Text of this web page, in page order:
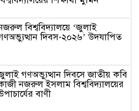
শিক্ষার্থী মুমিন
বিশ্ববিদ্যালয়ে ‘জুলাই
দিবস-২০২৬’ উদযাপিত
গণঅভ্যুত্থান দিবসে জাতীয় কবি
নজরুল ইসলাম বিশ্ববিদ্যালয়ের
বাণী